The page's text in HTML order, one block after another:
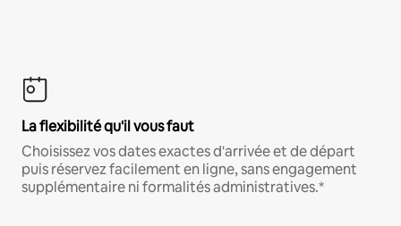
La flexibilité qu'il vous faut
Choisissez vos dates exactes d'arrivée et de départ
puis réservez facilement en ligne, sans engagement
supplémentaire ni formalités administratives.*